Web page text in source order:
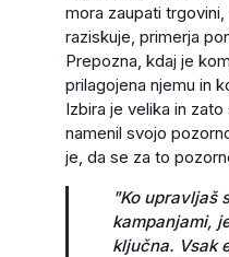
mora zaupati
raziskuje, primerja
Prepozna, kdaj je
prilagojena njemu in
Izbira je velika in
namenil svojo
je, da se za to
"Ko upravljaš
kampanjami,
ključna. Vsak